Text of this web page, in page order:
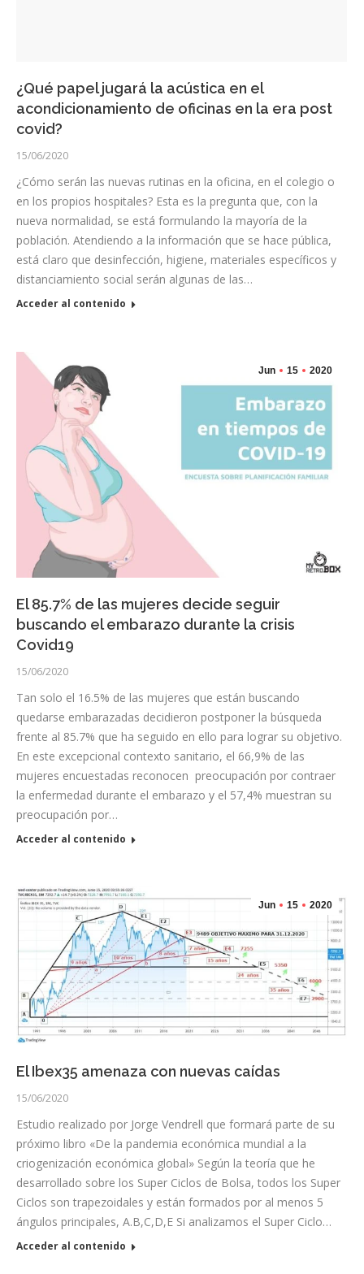
¿Qué papel jugará la acústica en el
acondicionamiento de oficinas en la era post
covid?
15/06/2020
¿Cómo serán las nuevas rutinas en la oficina, en el colegio o
en los propios hospitales? Esta es la pregunta que, con la
nueva normalidad, se está formulando la mayoría de la
población. Atendiendo a la información que se hace pública,
está claro que desinfección, higiene, materiales específicos y
distanciamiento social serán algunas de las…
Acceder al contenido
Jun 15 2020
El 85.7% de las mujeres decide seguir
buscando el embarazo durante la crisis
Covid19
15/06/2020
Tan solo el 16.5% de las mujeres que están buscando
quedarse embarazadas decidieron postponer la búsqueda
frente al 85.7% que ha seguido en ello para lograr su objetivo.
En este excepcional contexto sanitario, el 66,9% de las
mujeres encuestadas reconocen preocupación por contraer
la enfermedad durante el embarazo y el 57,4% muestran su
preocupación por…
Acceder al contenido
Jun 15 2020
El Ibex35 amenaza con nuevas caídas
15/06/2020
Estudio realizado por Jorge Vendrell que formará parte de su
próximo libro «De la pandemia económica mundial a la
criogenización económica global» Según la teoría que he
desarrollado sobre los Super Ciclos de Bolsa, todos los Super
Ciclos son trapezoidales y están formados por al menos 5
ángulos principales, A.B,C,D,E Si analizamos el Super Ciclo…
Acceder al contenido